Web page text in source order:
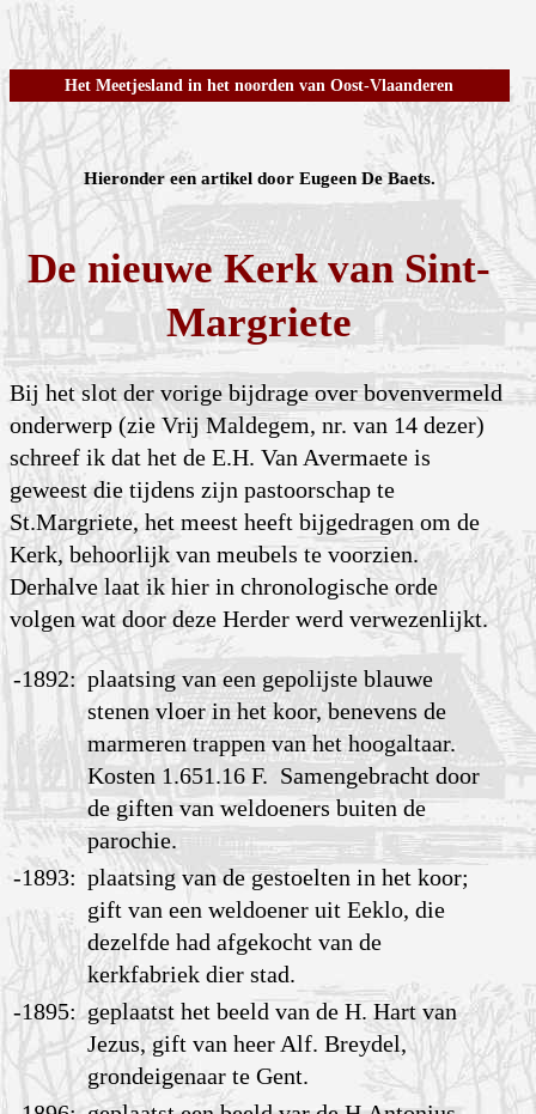
Het Meetjesland in het noorden van Oost-Vlaanderen
Hieronder een artikel door Eugeen De Baets.
De nieuwe Kerk van Sint-
Margriete
Bij het slot der vorige bijdrage over bovenvermeld
onderwerp (zie Vrij Maldegem, nr. van 14 dezer)
schreef ik dat het de E.H. Van Avermaete is
geweest die tijdens zijn pastoorschap te
St.Margriete, het meest heeft bijgedragen om de
Kerk, behoorlijk van meubels te voorzien.
Derhalve laat ik hier in chronologische orde
volgen wat door deze Herder werd verwezenlijkt.
-1892: plaatsing van een gepolijste blauwe
stenen vloer in het koor, benevens de
marmeren trappen van het hoogaltaar.
Kosten 1.651.16 F. Samengebracht door
de giften van weldoeners buiten de
parochie.
-1893: plaatsing van de gestoelten in het koor;
gift van een weldoener uit Eeklo, die
dezelfde had afgekocht van de
kerkfabriek dier stad.
-1895: geplaatst het beeld van de H. Hart van
Jezus, gift van heer Alf. Breydel,
grondeigenaar te Gent.